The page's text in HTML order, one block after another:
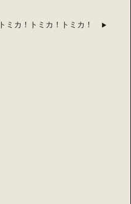
トミカ！トミカ！トミカ！